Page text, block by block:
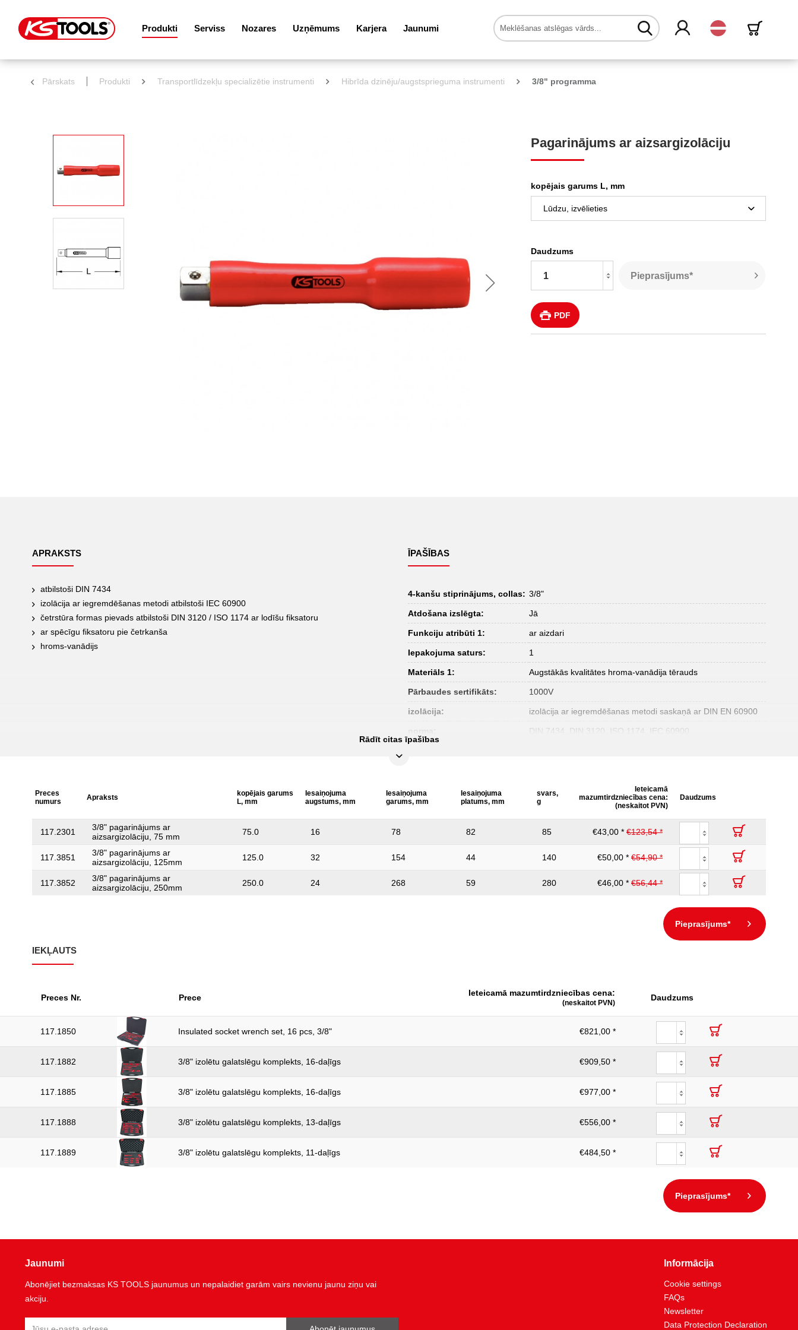
Produkti Serviss Nozares Uzņēmums Karjera Jaunumi Latvijas
Pārskats Produkti Transportlīdzekļu specializētie instrumenti Hibrīda dzinēju/augstsprieguma instrumenti 3/8" programma
Pagarinājums ar aizsargizolāciju
kopējais garums L, mm
Daudzums
Pieprasījums*
PDF
APRAKSTS
atbilstoši DIN 7434
izolācija ar iegremdēšanas metodi atbilstoši IEC 60900
četrstūra formas pievads atbilstoši DIN 3120 / ISO 1174 ar lodīšu fiksatoru
ar spēcīgu fiksatoru pie četrkanša
hroms-vanādijs
ĪPAŠĪBAS
4-kanšu stiprinājums, collas: 3/8"
Atdošana izslēgta: Jā
Funkciju atribūti 1: ar aizdari
Iepakojuma saturs: 1
Materiāls 1: Augstākās kvalitātes hroma-vanādija tērauds
Pārbaudes sertifikāts: 1000V
izolācija: izolācija ar iegremdēšanas metodi saskaņā ar DIN EN 60900
DIN 7434, DIN 3120, ISO 1174, IEC 60900
Rādīt citas īpašības
Preces
numurs
Apraksts
kopējais garums
L, mm
Iesaiņojuma
augstums, mm
Iesaiņojuma
garums, mm
Iesaiņojuma
platums, mm
svars,
g
Ieteicamā
mazumtirdzniecības cena:
(neskaitot PVN)
Daudzums
117.2301
3/8" pagarinājums ar
aizsargizolāciju, 75 mm
75.0 16 78 82 85 €43,00 * €123,54 *
117.3851
3/8" pagarinājums ar
aizsargizolāciju, 125mm
125.0 32 154 44 140 €50,00 * €54,90 *
117.3852
3/8" pagarinājums ar
aizsargizolāciju, 250mm
250.0 24 268 59 280 €46,00 * €56,44 *
Pieprasījums*
IEKĻAUTS
Preces Nr. Prece Ieteicamā mazumtirdzniecības cena:
(neskaitot PVN)
Daudzums
117.1850 Insulated socket wrench set, 16 pcs, 3/8" €821,00 *
117.1882 3/8" izolētu galatslēgu komplekts, 16-daļīgs €909,50 *
117.1885 3/8" izolētu galatslēgu komplekts, 16-daļīgs €977,00 *
117.1888 3/8" izolētu galatslēgu komplekts, 13-daļīgs €556,00 *
117.1889 3/8" izolētu galatslēgu komplekts, 11-daļīgs €484,50 *
Pieprasījums*
Jaunumi
Abonējiet bezmaksas KS TOOLS jaunumus un nepalaidiet garām vairs nevienu jaunu ziņu vai
akciju.
Informācija
Cookie settings
FAQs
Newsletter
Data Protection Declaration